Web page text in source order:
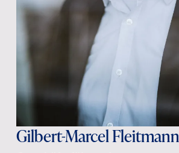
Gilbert-Marcel Fleitmann